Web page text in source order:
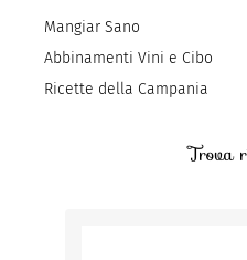
Mangiar Sano
Abbinamenti Vini e Cibo
Ricette della Campania
Trova